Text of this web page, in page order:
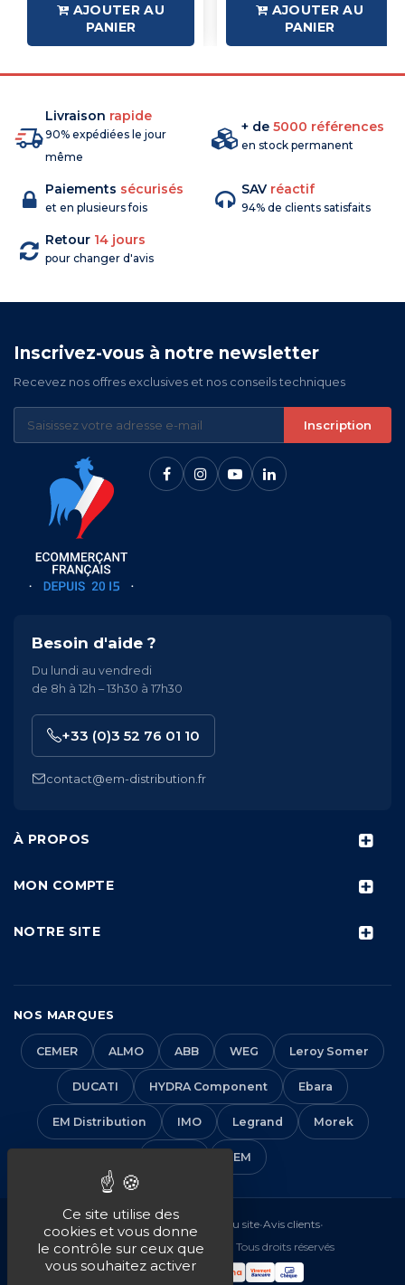
AJOUTER AU
PANIER
AJOUTER AU
PANIER
Livraison rapide
90% expédiées le jour
même
+ de 5000 références
en stock permanent
Paiements sécurisés
et en plusieurs fois
SAV réactif
94% de clients satisfaits
Retour 14 jours
pour changer d'avis
Inscrivez-vous à notre newsletter
Recevez nos offres exclusives et nos conseils techniques
Inscription
À PROPOS
MON COMPTE
NOTRE SITE
Besoin d'aide ?
Du lundi au vendredi
de 8h à 12h – 13h30 à 17h30
+33 (0)3 52 76 01 10
contact@em-distribution.fr
NOS MARQUES
CEMER ALMO ABB WEG Leroy Somer
DUCATI HYDRA Component Ebara
EM Distribution IMO Legrand Morek
VEM
Mentions légales Plan du site•Avis clients•
© 2016-2026 EM Distribution - Tous droits réservés
Ce site utilise des
cookies et vous donne
le contrôle sur ceux que
vous souhaitez activer